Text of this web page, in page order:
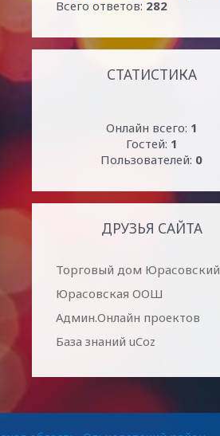
Всего ответов: 282
СТАТИСТИКА
Онлайн всего: 1
Гостей: 1
Пользователей: 0
ДРУЗЬЯ САЙТА
Торговый дом Юрасовский
Юрасовская ООШ
Админ.Онлайн проектов
База знаний uCoz